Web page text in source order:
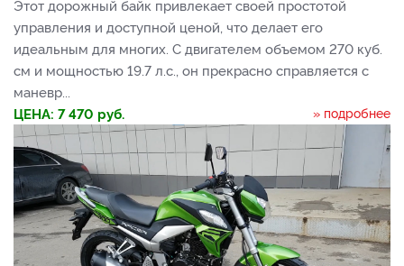
Этот дорожный байк привлекает своей простотой
управления и доступной ценой, что делает его
идеальным для многих. С двигателем объемом 270 куб.
см и мощностью 19.7 л.с., он прекрасно справляется с
маневр...
ЦЕНА: 7 470 руб. » подробнее